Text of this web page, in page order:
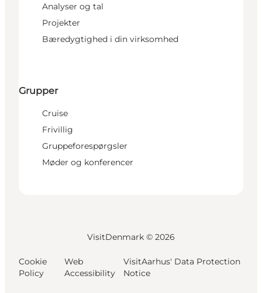
Analyser og tal
Projekter
Bæredygtighed i din virksomhed
Grupper
Cruise
Frivillig
Gruppeforespørgsler
Møder og konferencer
VisitDenmark © 2026
Cookie
Policy
Web
Accessibility
VisitAarhus' Data Protection
Notice